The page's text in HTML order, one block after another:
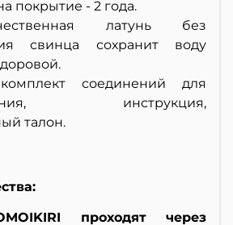
покрытие - 2 года.
латунь без
свинца сохранит воду
соединений для
инструкция,
талон.
проходят через